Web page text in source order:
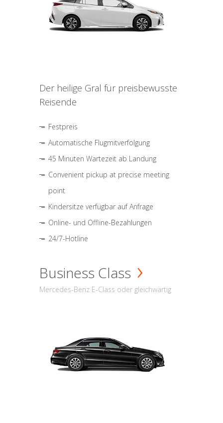
Der heilige Gral für preisbewusste
Reisende
Festpreis
Automatische Flugmitverfolgung
45 Minuten Wartezeit ab Landung
Convenient pickup at precise meeting
point
Kindersitze verfügbar auf Anfrage
Online- und Offline-Bezahlungen
24/7-Hotline
Business Class
Mercedes-Benz E-Class oder gleichwärtig